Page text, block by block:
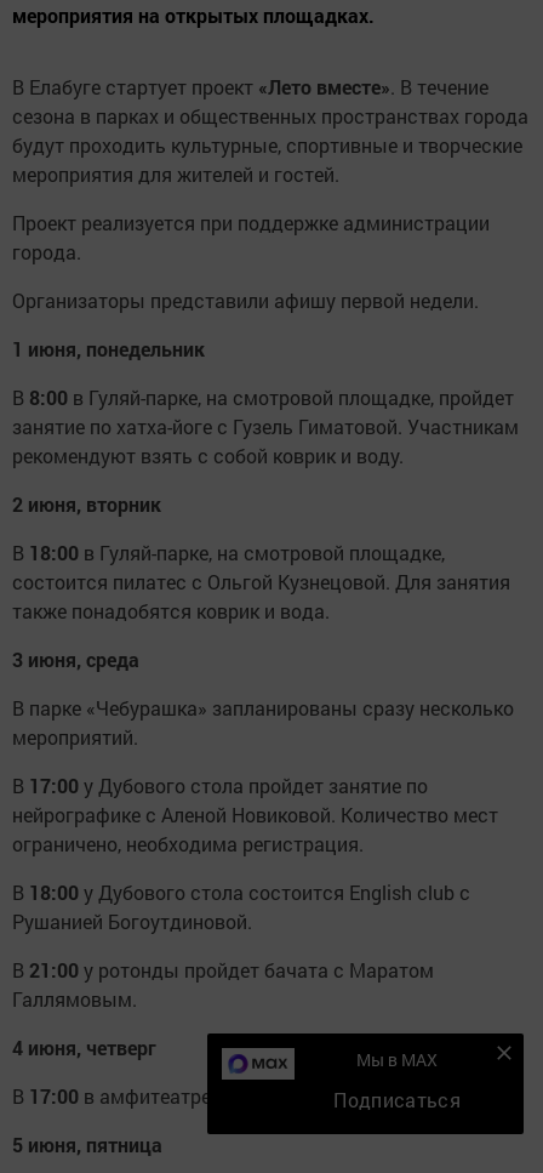
мероприятия на открытых площадках.
В Елабуге стартует проект «Лето вместе». В течение
сезона в парках и общественных пространствах города
будут проходить культурные, спортивные и творческие
мероприятия для жителей и гостей.
Проект реализуется при поддержке администрации
города.
Организаторы представили афишу первой недели.
1 июня, понедельник
В 8:00 в Гуляй-парке, на смотровой площадке, пройдет
занятие по хатха-йоге с Гузель Гиматовой. Участникам
рекомендуют взять с собой коврик и воду.
2 июня, вторник
В 18:00 в Гуляй-парке, на смотровой площадке,
состоится пилатес с Ольгой Кузнецовой. Для занятия
также понадобятся коврик и вода.
3 июня, среда
В парке «Чебурашка» запланированы сразу несколько
мероприятий.
В 17:00у Дубового стола пройдет занятие по
нейрографике с Аленой Новиковой. Количество мест
ограничено, необходима регистрация.
В 18:00у Дубового стола состоится English club с
Рушанией Богоутдиновой.
В 21:00у ротонды пройдет бачата с Маратом
Галлямовым.
4 июня, четверг
В 17:00 в амфитеатре состоится кинопоказ.
5 июня, пятница
Мы в MAX
Подписаться